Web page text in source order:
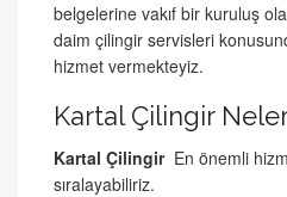
belgelerine vakıf bir kuruluş
daim çilingir servisleri
hizmet vermekteyiz.
Kartal Çilingir
Kartal Çilingir En önemli
sıralayabiliriz.